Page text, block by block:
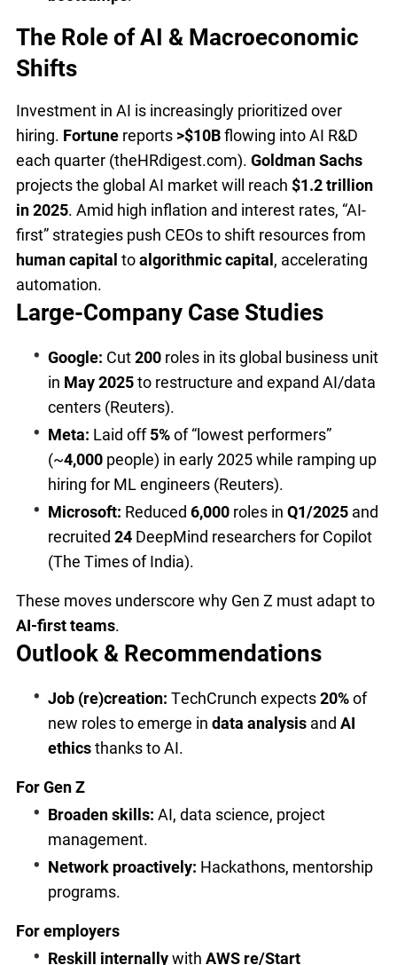
The Role of AI & Macroeconomic
Shifts
Investment in AI is increasingly prioritized over
hiring. Fortunereports >$10Bflowing into AI R&D
each quarter (theHRdigest.com). Goldman Sachs
projects the global AI market will reach $1.2 trillion
in 2025. Amid high inflation and interest rates, “AI-
first” strategies push CEOs to shift resources from
human capital toalgorithmic capital, accelerating
automation.
Large-Company Case Studies
Google: Cut200 roles in its global business unit
in May 2025to restructure and expand AI/data
centers (Reuters).
Meta: Laid off5%of “lowest performers”
(~4,000 people) in early 2025 while ramping up
hiring for ML engineers (Reuters).
Microsoft: Reduced6,000 roles inQ1/2025 and
recruited24 DeepMind researchers for Copilot
(The Times of India).
These moves underscore why Gen Z must adapt to
AI-first teams.
Outlook & Recommendations
Job (re)creation: TechCrunch expects20%of
new roles to emerge indata analysis andAI
ethicsthanks to AI.
For Gen Z
Broaden skills: AI, data science, project
management.
Network proactively: Hackathons, mentorship
programs.
For employers
Reskill internallywithAWS re/Start